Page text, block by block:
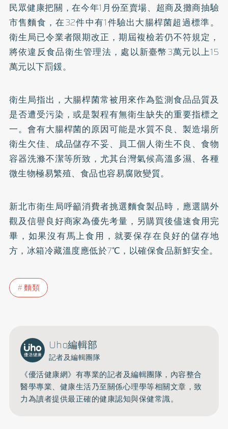
民眾健康把關，在今年1月份至賣場、超商及攤商抽驗
市售麵食，在32件中有1件驗出大腸桿菌超過標準。
衛生局已令業者限期改正，期屆複檢若仍不符規定，
將依違反食品衛生管理法，處以新臺幣3萬元以上15
萬元以下罰鍰。
衛生局指出，大腸桿菌常被用來作為監測食品品質及
是否遭受污染，或是製程有無衛生缺失的重要指標之
一。會有大腸桿菌的原因可能是水質不良、製造場所
衛生欠佳、成品儲存不妥、員工個人衛生不良、食物
容器洗滌不潔等所致，尤其台灣氣候高溫多濕、各種
微生物極易繁殖、食品也容易腐敗變質。
新北市衛生局呼籲消費者挑選麵食製品時，應選購外
觀及信譽良好商家為優先考量，另購買後儘速食用完
畢，如果沒有馬上食用，就要保存在良好的儲存地
方，冰箱冷藏溫度應低於7℃，以確保食品新鮮安全。
麵類
Uho編輯部
記者及編輯團隊
《優活健康網》有專業的記者及編輯團隊，內容整合
醫學專業、健康生活乃至關係心理學等相關文章，致
力為讀者提供最正確的健康認知與保健常識。